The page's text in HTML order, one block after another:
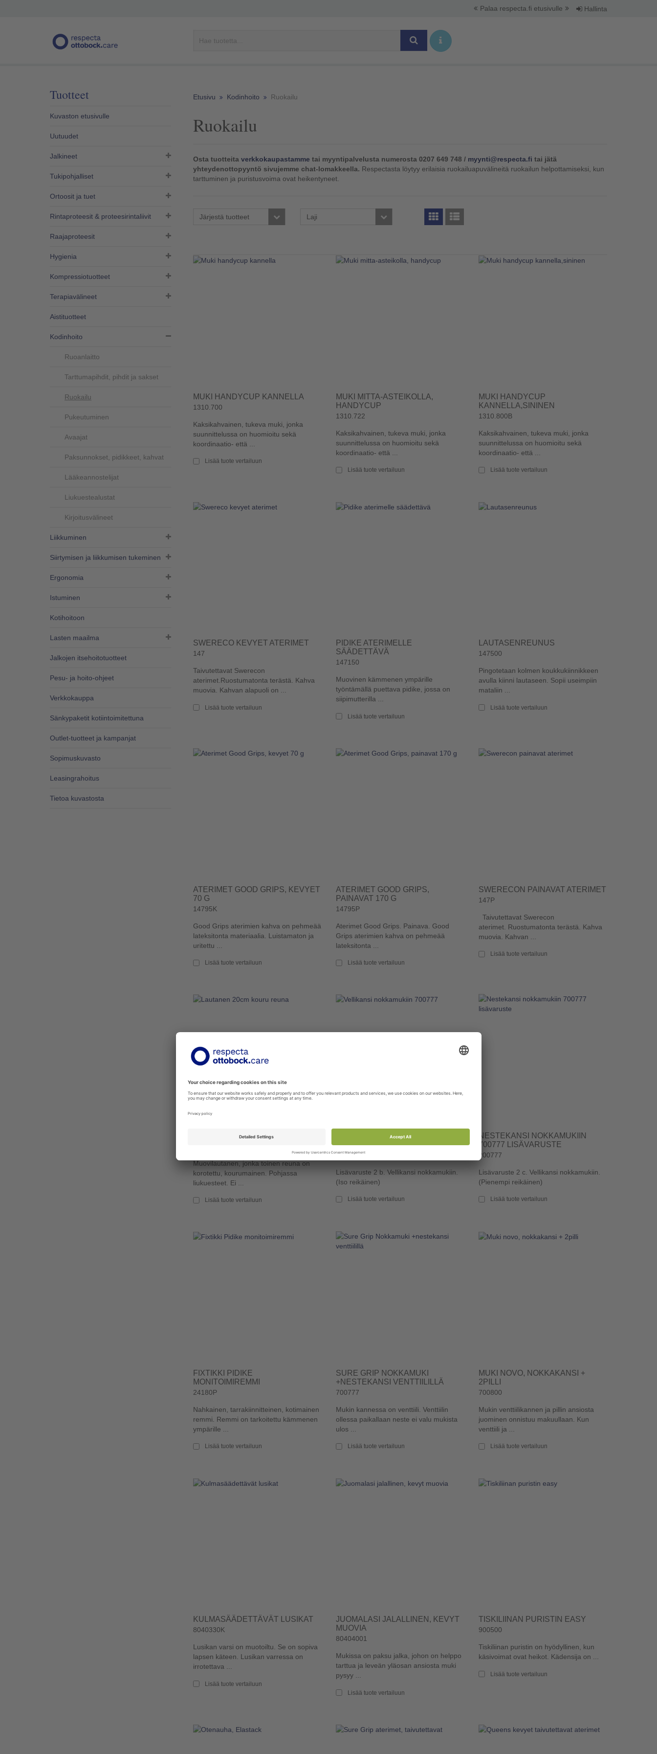
Palaa respecta.fi etusivulle Hallinta
Tuotteet
Kuvaston etusivulle
Uutuudet
Jalkineet
Tukipohjalliset
Ortoosit ja tuet
Rintaproteesit & proteesirintaliivit​
Raajaproteesit
Hygienia
Kompressiotuotteet
Terapiavälineet
Aistituotteet
Kodinhoito
Ruoanlaitto
Tarttumapihdit, pihdit ja sakset
Ruokailu
Pukeutuminen
Avaajat
Paksunnokset, pidikkeet, kahvat
Lääkeannostelijat
Liukuestealustat
Kirjoitusvälineet
Liikkuminen
Siirtymisen ja liikkumisen tukeminen
Ergonomia
Istuminen
Kotihoitoon
Lasten maailma
Jalkojen itsehoitotuotteet
Pesu- ja hoito-ohjeet
Verkkokauppa
Sänkypaketit kotiintoimitettuna
Outlet-tuotteet ja kampanjat
Sopimuskuvasto
Leasingrahoitus
Tietoa kuvastosta
Etusivu Kodinhoito Ruokailu
Ruokailu
Osta tuotteita verkkokaupastamme tai myyntipalvelusta numerosta 0207 649 748 / myynti@respecta.fi tai jätä
yhteydenottopyyntö sivujemme chat-lomakkeella. Respectasta löytyy erilaisia ruokailuapuvälineitä ruokailun helpottamiseksi, kun
tarttuminen ja puristusvoima ovat heikentyneet.
Järjestä tuotteet Laji
MUKI HANDYCUP KANNELLA
1310.700
Kaksikahvainen, tukeva muki, jonka
suunnittelussa on huomioitu sekä
koordinaatio- että ...
Lisää tuote vertailuun
MUKI MITTA-ASTEIKOLLA,
HANDYCUP
1310.722
Kaksikahvainen, tukeva muki, jonka
suunnittelussa on huomioitu sekä
koordinaatio- että ...
Lisää tuote vertailuun
MUKI HANDYCUP
KANNELLA,SININEN
1310.800B
Kaksikahvainen, tukeva muki, jonka
suunnittelussa on huomioitu sekä
koordinaatio- että ...
Lisää tuote vertailuun
SWERECO KEVYET ATERIMET
147
Taivutettavat Swerecon
aterimet.Ruostumatonta terästä. Kahva
muovia. Kahvan alapuoli on ...
Lisää tuote vertailuun
PIDIKE ATERIMELLE
SÄÄDETTÄVÄ
147150
Muovinen kämmenen ympärille
työntämällä puettava pidike, jossa on
siipimutterilla ...
Lisää tuote vertailuun
LAUTASENREUNUS
147500
Pingotetaan kolmen koukkukiinnikkeen
avulla kiinni lautaseen. Sopii useimpiin
mataliin ...
Lisää tuote vertailuun
ATERIMET GOOD GRIPS, KEVYET
70 G
14795K
Good Grips aterimien kahva on pehmeää
lateksitonta materiaalia. Luistamaton ja
uritettu ...
Lisää tuote vertailuun
ATERIMET GOOD GRIPS,
PAINAVAT 170 G
14795P
Aterimet Good Grips. Painava. Good
Grips aterimien kahva on pehmeää
lateksitonta ...
Lisää tuote vertailuun
SWERECON PAINAVAT ATERIMET
147P
Taivutettavat Swerecon
aterimet. Ruostumatonta terästä. Kahva
muovia. Kahvan ...
Lisää tuote vertailuun
LAUTANEN 20CM KOURU REUNA
Muovilautanen, jonka toinen reuna on
korotettu, kourumainen. Pohjassa
liukuesteet. Ei ...
Lisää tuote vertailuun
VELLIKANSI NOKKAMUKIIN
700777
200776
Lisävaruste 2 b. Vellikansi nokkamukiin.
(Iso reikäinen)
Lisää tuote vertailuun
NESTEKANSI NOKKAMUKIIN
700777 LISÄVARUSTE
200777
Lisävaruste 2 c. Vellikansi nokkamukiin.
(Pienempi reikäinen)
Lisää tuote vertailuun
FIXTIKKI PIDIKE
MONITOIMIREMMI
24180P
Nahkainen, tarrakiinnitteinen, kotimainen
remmi. Remmi on tarkoitettu kämmenen
ympärille ...
Lisää tuote vertailuun
SURE GRIP NOKKAMUKI
+NESTEKANSI VENTTIILILLÄ
700777
Mukin kannessa on venttiili. Venttiilin
ollessa paikallaan neste ei valu mukista
ulos ...
Lisää tuote vertailuun
MUKI NOVO, NOKKAKANSI +
2PILLI
700800
Mukin venttiilikannen ja pillin ansiosta
juominen onnistuu makuullaan. Kun
venttiili ja ...
Lisää tuote vertailuun
KULMASÄÄDETTÄVÄT LUSIKAT
8040330K
Lusikan varsi on muotoiltu. Se on sopiva
lapsen käteen. Lusikan varressa on
irrotettava ...
Lisää tuote vertailuun
JUOMALASI JALALLINEN, KEVYT
MUOVIA
80404001
Mukissa on paksu jalka, johon on helppo
tarttua ja leveän yläosan ansiosta muki
pysyy ...
Lisää tuote vertailuun
TISKILIINAN PURISTIN EASY
900500
Tiskiliinan puristin on hyödyllinen, kun
käsivoimat ovat heikot. Kädensija on ...
Lisää tuote vertailuun